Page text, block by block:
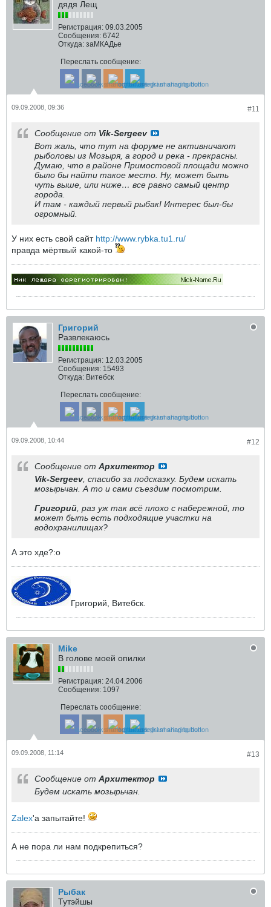
дядя Лещ
Регистрация: 09.03.2005
Сообщения: 6742
Откуда: заМКАДье
Переслать сообщение:
#11
09.09.2008, 09:36
Сообщение от Vik-Sergeev
Вот жаль, что тут на форуме не активничают
рыболовы из Мозыря, а город и река - прекрасны.
Думаю, что в районе Примостовой площади можно
было бы найти такое место. Ну, может быть
чуть выше, или ниже… все равно самый центр
города.
И там - каждый первый рыбак! Интерес был-бы
огромный.
У них есть свой сайт http://www.rybka.tu1.ru/
правда мёртвый какой-то
Григорий
Развлекаюсь
Регистрация: 12.03.2005
Сообщения: 15493
Откуда: Витебск
Переслать сообщение:
#12
09.09.2008, 10:44
Сообщение от Архитектор
Vik-Sergeev, спасибо за подсказку. Будем искать
мозырьчан. А то и сами съездим посмотрим.
Григорий , раз уж так всё плохо с набережной, то
может быть есть подходящие участки на
водохранилищах?
А это хде?:o
Григорий, Витебск.
Mike
В голове моей опилки
Регистрация: 24.04.2006
Сообщения: 1097
Переслать сообщение:
#13
09.09.2008, 11:14
Сообщение от Архитектор
Будем искать мозырьчан.
Zalex'a запытайте!
А не пора ли нам подкрепиться?
Рыбак
Тутэйшы